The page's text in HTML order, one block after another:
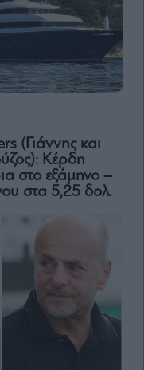
(Γιάννης και
Κέρδη
στο εξάμηνο –
στα 5,25 δολ.